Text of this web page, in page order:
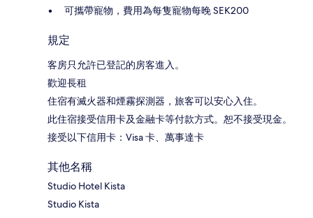
可攜帶寵物，費用為每隻寵物每晚 SEK200
規定
客房只允許已登記的房客進入。
歡迎長租
住宿有滅火器和煙霧探測器，旅客可以安心入住。
此住宿接受信用卡及金融卡等付款方式。恕不接受現金。
接受以下信用卡：Visa 卡、萬事達卡
其他名稱
Studio Hotel Kista
Studio Kista